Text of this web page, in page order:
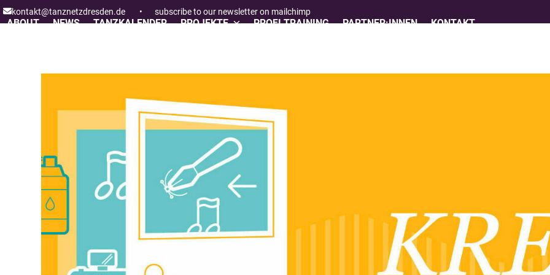
Skip
to
kontakt@tanznetzdresden.de • subscribe to our newsletter on mailchimp
ABOUT NEWS TANZKALENDER PROJEKTE PROFI TRAINING PARTNER:INNEN KONTAKT